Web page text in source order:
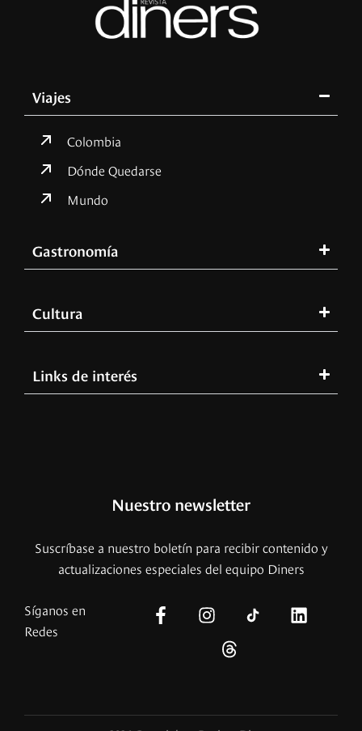
Viajes
Colombia
Dónde Quedarse
Mundo
Gastronomía
Cultura
Links de interés
Nuestro newsletter
Suscríbase a nuestro boletín para recibir contenido y
actualizaciones especiales del equipo Diners
Síganos en
Redes